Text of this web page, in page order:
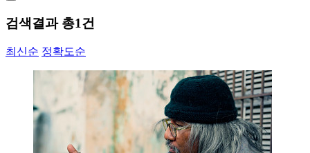
검색결과 총1건
최신순 정확도순